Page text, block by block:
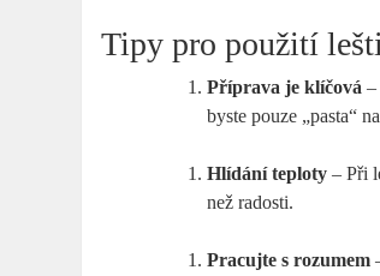
Tipy pro použití
Příprava je klíčová –
byste pouze „pasta“
Hlídání teploty – Při
než radosti.
Pracujte s rozumem